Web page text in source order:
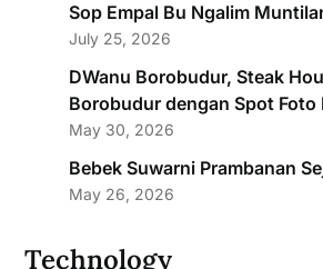
Sop Empal Bu Ngalim
July 25, 2026
DWanu Borobudur, Steak
Borobudur dengan Spot Foto
May 30, 2026
Bebek Suwarni Prambanan
May 26, 2026
Technology